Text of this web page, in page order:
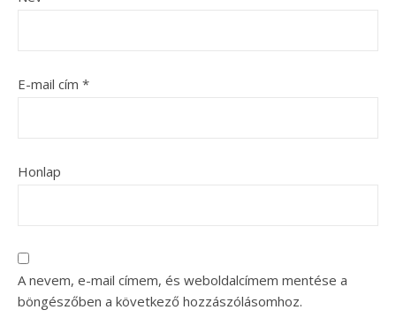
E-mail cím *
Honlap
A nevem, e-mail címem, és weboldalcímem mentése a
böngészőben a következő hozzászólásomhoz.